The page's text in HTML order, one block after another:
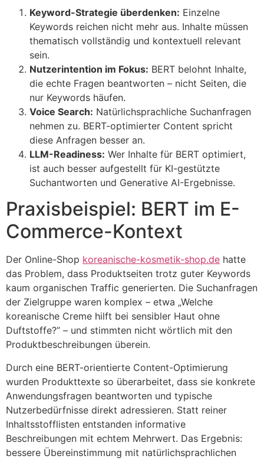
Keyword-Strategie überdenken: Einzelne
Keywords reichen nicht mehr aus. Inhalte müssen
thematisch vollständig und kontextuell relevant
sein.
Nutzerintention im Fokus: BERT belohnt Inhalte,
die echte Fragen beantworten – nicht Seiten, die
nur Keywords häufen.
Voice Search: Natürlichsprachliche Suchanfragen
nehmen zu. BERT-optimierter Content spricht
diese Anfragen besser an.
LLM-Readiness: Wer Inhalte für BERT optimiert,
ist auch besser aufgestellt für KI-gestützte
Suchantworten und Generative AI-Ergebnisse.
Praxisbeispiel: BERT im E-
Commerce-Kontext
Der Online-Shop koreanische-kosmetik-shop.de hatte
das Problem, dass Produktseiten trotz guter Keywords
kaum organischen Traffic generierten. Die Suchanfragen
der Zielgruppe waren komplex – etwa „Welche
koreanische Creme hilft bei sensibler Haut ohne
Duftstoffe?” – und stimmten nicht wörtlich mit den
Produktbeschreibungen überein.
Durch eine BERT-orientierte Content-Optimierung
wurden Produkttexte so überarbeitet, dass sie konkrete
Anwendungsfragen beantworten und typische
Nutzerbedürfnisse direkt adressieren. Statt reiner
Inhaltsstofflisten entstanden informative
Beschreibungen mit echtem Mehrwert. Das Ergebnis:
bessere Übereinstimmung mit natürlichsprachlichen